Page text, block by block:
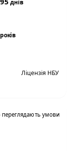
днів
років
Ліцензія НБУ
переглядають умови